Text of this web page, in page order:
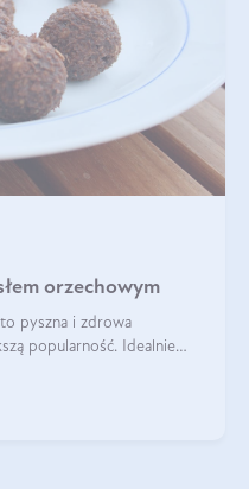
orzechowym
pyszna i zdrowa
popularność. Idealnie